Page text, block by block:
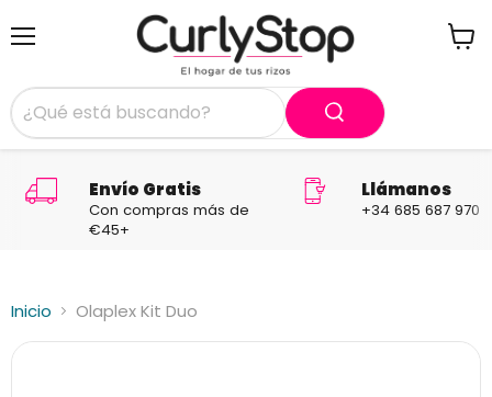
Envío Gratis
Con compras más de
€45+
Llámanos
+34 685 687 970
Inicio Olaplex Kit Duo